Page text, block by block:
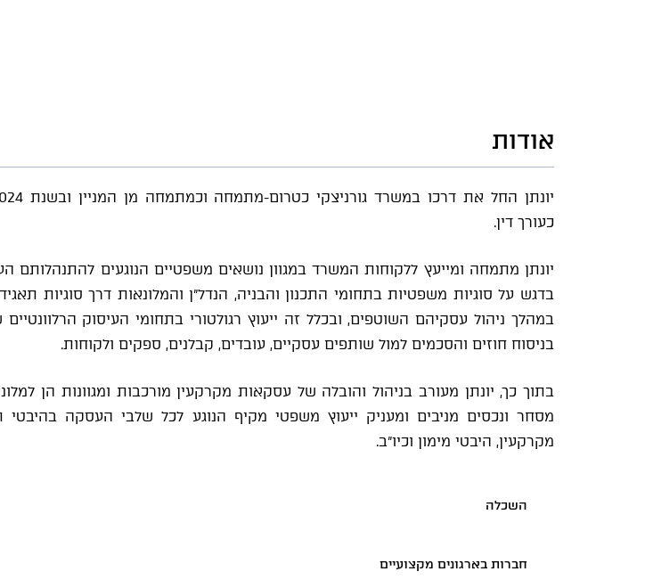
אודות
כעורך דין.
יונתן מתמחה ומייעץ ללקוחות המשרד במגוון נושאים משפטיים הנוגעים להתנהלותם
בדגש על סוגיות משפטיות בתחומי התכנון והבניה, הנדל"ן והמלונאות דרך סוגיות
במהלך ניהול עסקיהם השוטפים, ובכלל זה ייעוץ רגולטורי בתחומי העיסוק
בניסוח חוזים והסכמים למול שותפים עסקיים, עובדים, קבלנים, ספקים ולקוחות.
בתוך כך, יונתן מעורב בניהול והובלה של עסקאות מקרקעין מורכבות ומגוונות הן
מסחר ונכסים מניבים ומעניק ייעוץ משפטי מקיף הנוגע לכל שלבי העסקה בהיבטי
מקרקעין, היבטי מימון וכיו"ב.
השכלה
חברות בארגונים מקצועיים